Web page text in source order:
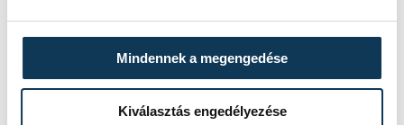
Mindennek a megengedése
Kiválasztás engedélyezése
SZERZŐ
vehir.hu
Bálint